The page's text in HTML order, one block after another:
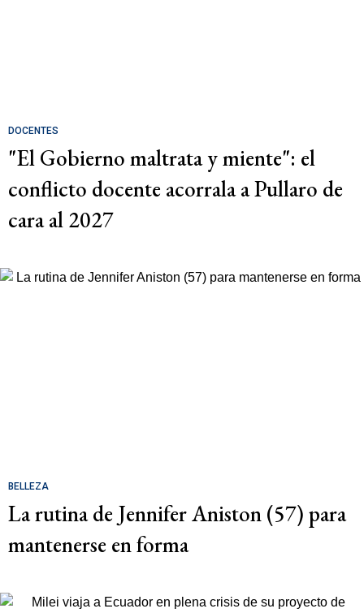
DOCENTES
"El Gobierno maltrata y miente": el
conflicto docente acorrala a Pullaro de
cara al 2027
BELLEZA
La rutina de Jennifer Aniston (57) para
mantenerse en forma